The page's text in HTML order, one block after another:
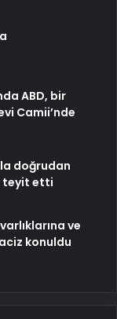
ABD, bir
Camii’nde
doğrudan
teyit etti
ve
konuldu